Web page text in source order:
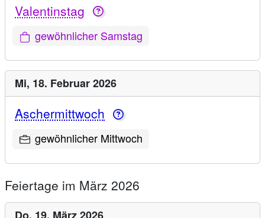
Valentinstag
gewöhnlicher Samstag
Mi, 18. Februar 2026
Aschermittwoch
gewöhnlicher Mittwoch
Feiertage im März 2026
Do, 19. März 2026